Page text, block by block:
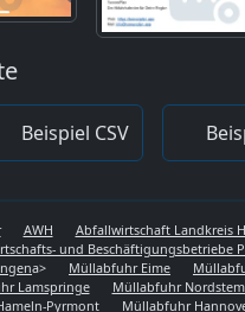
Beispiel CSV
AWH Abfallwirtschaft Landkreis
und Beschäftigungsbetriebe
a> Müllabfuhr Eime
Lamspringe Müllabfuhr
Pyrmont Müllabfuhr